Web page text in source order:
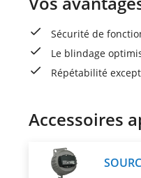
Sécurité de
Le blindage
Répétabilité
Accessoires